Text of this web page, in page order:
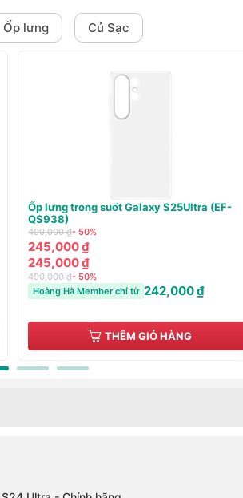
Ốp lưng Củ Sạc
Củ sạc Samsung Type C 45W kèm cáp
1,170,000 ₫
790,000 ₫
790,000 ₫
1,170,000 ₫- 32%
Hoàng Hà Member chỉ từ
THÊM GIỎ HÀNG